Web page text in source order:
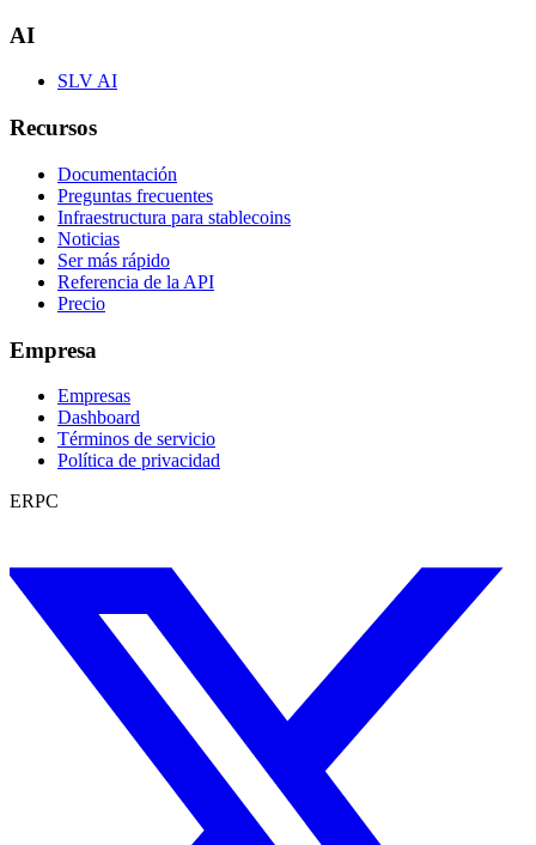
AI
SLV AI
Recursos
Documentación
Preguntas frecuentes
Infraestructura para stablecoins
Noticias
Ser más rápido
Referencia de la API
Precio
Empresa
Empresas
Dashboard
Términos de servicio
Política de privacidad
ERPC